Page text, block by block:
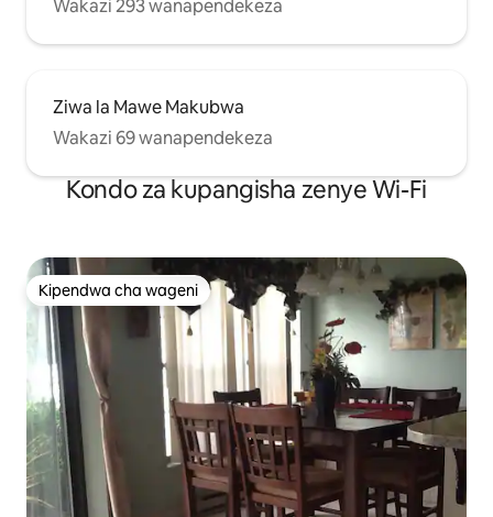
Wakazi 293 wanapendekeza
Ziwa la Mawe Makubwa
Wakazi 69 wanapendekeza
Kondo za kupangisha zenye Wi-Fi
Kipendwa cha wageni
Kipendwa cha wageni